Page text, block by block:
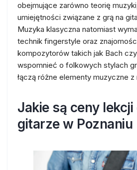
obejmujące zarówno teorię
umiejętności związane z grą na
Muzyka klasyczna natomiast
technik fingerstyle oraz
kompozytorów takich jak Bach
wspomnieć o folkowych stylach
łączą różne elementy muzyczne z
Jakie są ceny lekcji
gitarze w Poznaniu